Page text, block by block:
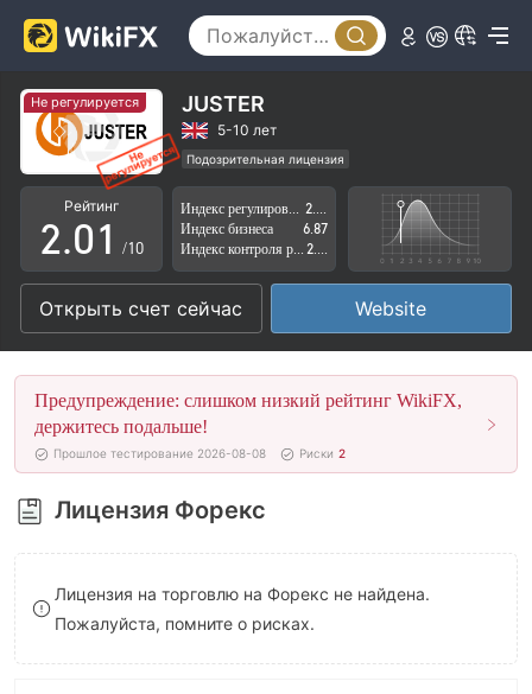
Не регулируется JUSTER
5-10 лет
Подозрительная лицензия
Регион деятельности подозрителен
Высокие потенциальные риски
Рейтинг
0
1
2
3
4
5
6
7
8
9
.0
1
2
3
4
5
6
7
8
9
0
1
2
3
4
5
6
7
8
9
/10
Индекс бизнеса
6.87
Открыть счет сейчас Website
Предупреждение: слишком низкий рейтинг WikiFX,
держитесь подальше!
Прошлое тестирование 2026-08-08 Риски 2
Лицензия Форекс
Лицензия на торговлю на Форекс не найдена.
Пожалуйста, помните о рисках.